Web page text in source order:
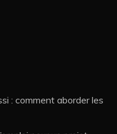
: comment aborder les